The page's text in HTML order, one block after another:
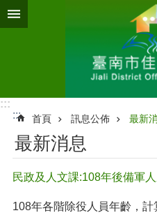
跳到主要內容區塊
:::
:::
首頁 訊息公佈 最新
最新消息
民政及人文課:108年後備軍
108年各階除役人員年齡，計